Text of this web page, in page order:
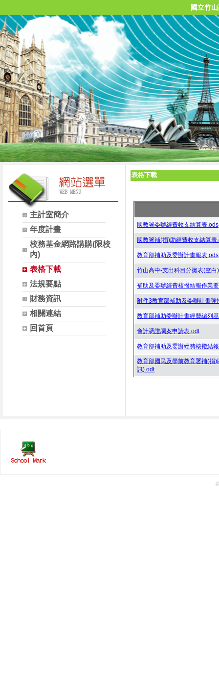
國立竹
主計室簡介
年度計畫
校務基金網路講購(限校
內)
表格下載
法規要點
財務資訊
相關連結
回首頁
表格下載
國教署委辦經費收支結算表.ods
國教署補(捐)助經費收支結算表
教育部補助及委辦計畫報表.ods
竹山高中-支出科目分攤表(空白
補助及委辦經費核撥結報作業
附件3教育部補助及委辦計畫彈
教育部補助委辦計畫經費編列
會計憑證調案申請表.odt
教育部補助及委辦經費核撥結
教育部國民及學前教育署補(捐
訊).odt